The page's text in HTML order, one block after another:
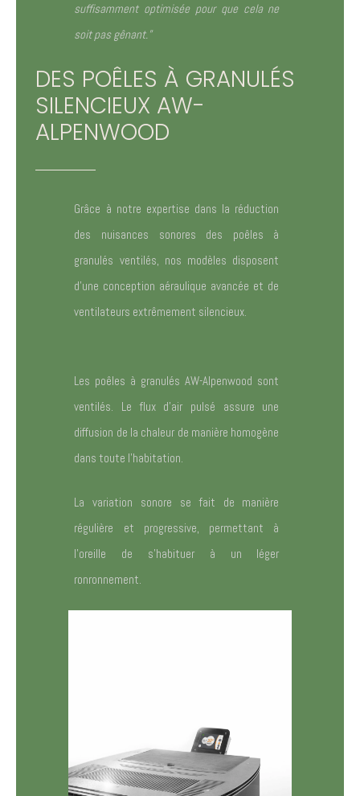
suffisamment optimisée pour que cela ne
soit pas gênant.”
DES POÊLES À GRANULÉS
SILENCIEUX AW-
ALPENWOOD
Grâce à notre expertise dans la réduction
des nuisances sonores des poêles à
granulés ventilés, nos modèles disposent
d’une conception aéraulique avancée et de
ventilateurs extrêmement silencieux.
Les poêles à granulés AW-Alpenwood sont
ventilés. Le flux d’air pulsé assure une
diffusion de la chaleur de manière homogène
dans toute l’habitation.
La variation sonore se fait de manière
régulière et progressive, permettant à
l’oreille de s’habituer à un léger
ronronnement.